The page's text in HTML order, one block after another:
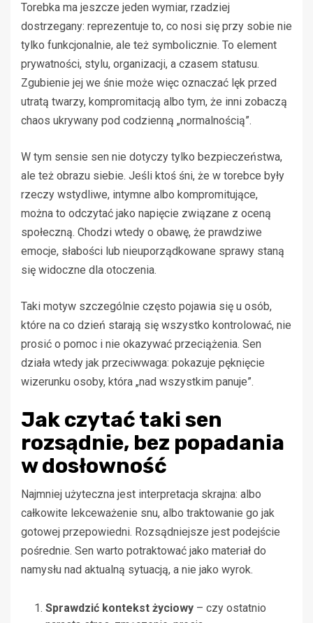
Torebka ma jeszcze jeden wymiar, rzadziej
dostrzegany: reprezentuje to, co nosi się przy sobie nie
tylko funkcjonalnie, ale też symbolicznie. To element
prywatności, stylu, organizacji, a czasem statusu.
Zgubienie jej we śnie może więc oznaczać lęk przed
utratą twarzy, kompromitacją albo tym, że inni zobaczą
chaos ukrywany pod codzienną „normalnością”.
W tym sensie sen nie dotyczy tylko bezpieczeństwa,
ale też obrazu siebie. Jeśli ktoś śni, że w torebce były
rzeczy wstydliwe, intymne albo kompromitujące,
można to odczytać jako napięcie związane z oceną
społeczną. Chodzi wtedy o obawę, że prawdziwe
emocje, słabości lub nieuporządkowane sprawy staną
się widoczne dla otoczenia.
Taki motyw szczególnie często pojawia się u osób,
które na co dzień starają się wszystko kontrolować, nie
prosić o pomoc i nie okazywać przeciążenia. Sen
działa wtedy jak przeciwwaga: pokazuje pęknięcie
wizerunku osoby, która „nad wszystkim panuje”.
Jak czytać taki sen
rozsądnie, bez popadania
w dosłowność
Najmniej użyteczna jest interpretacja skrajna: albo
całkowite lekceważenie snu, albo traktowanie go jak
gotowej przepowiedni. Rozsądniejsze jest podejście
pośrednie. Sen warto potraktować jako materiał do
namysłu nad aktualną sytuacją, a nie jako wyrok.
Sprawdzić kontekst życiowy – czy ostatnio